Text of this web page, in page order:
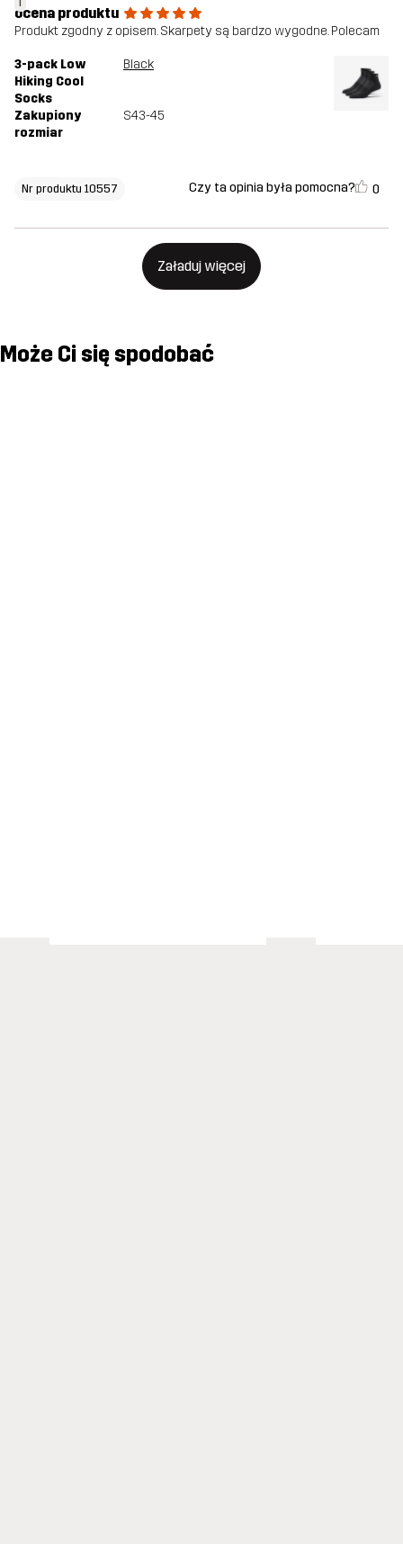
ocena produktu
Produkt zgodny z opisem. Skarpety są bardzo wygodne. Polecam
3-pack Low
Hiking Cool
Socks
Black
Zakupiony
rozmiar
S43-45
Nr produktu 10557 Czy ta opinia była pomocna? 0
Załaduj więcej
Może Ci się spodobać